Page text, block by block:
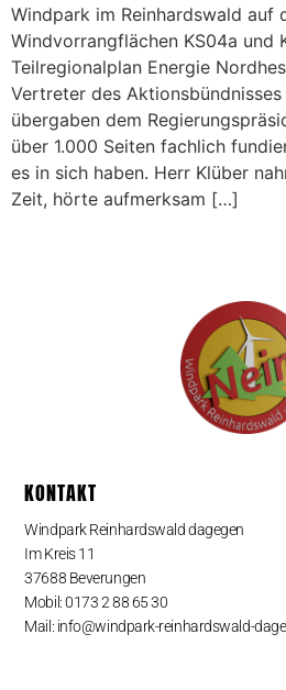
Windpark im Reinhardswald auf
Windvorrangflächen KS04a und
Teilregionalplan Energie
Vertreter des Aktionsbündnisses
übergaben dem
über 1.000 Seiten fachlich
es in sich haben. Herr Klüber
Zeit, hörte aufmerksam […]
KONTAKT
Windpark Reinhardswald dagegen
Im Kreis 11
37688 Beverungen
Mobil: 0173 2 88 65 30
Mail: info@windpark-reinhardswald-